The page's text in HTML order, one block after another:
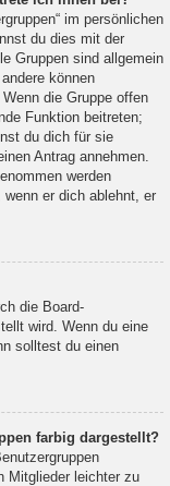
im persönlichen
du dies mit der
Gruppen sind allgemein
können
die Gruppe offen
Funktion beitreten;
du dich für sie
Antrag annehmen.
werden
er dich ablehnt, er
die Board-
wird. Wenn du eine
solltest du einen
farbig dargestellt?
Mitglieder leichter zu